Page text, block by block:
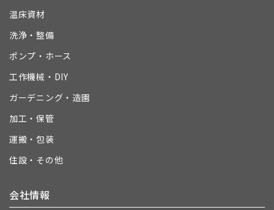
温床資材
洗浄・整備
ポンプ・ホース
工作機械・DIY
ガーデニング・造園
加工・保管
運搬・包装
住設・その他
会社情報